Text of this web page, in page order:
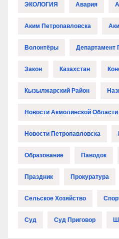
ЭКОЛОГИЯ Авария
Аким Петропавловска
Волонтёры Департамент
Закон Казахстан
Кызылжарский Район
Новости Акмолинской Области
Новости Петропавловска
Образование Паводок
Праздник Прокуратура
Сельское Хозяйство
Суд Суд Приговор